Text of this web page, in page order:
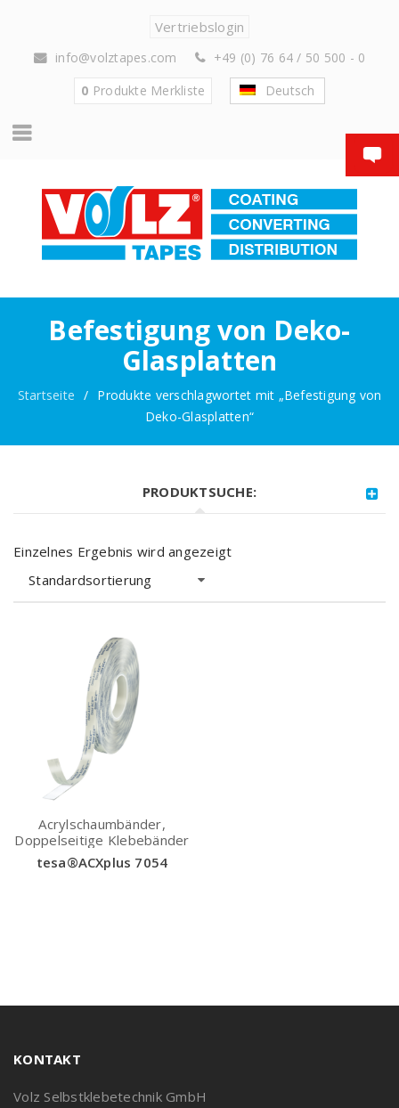
Vertriebslogin
info@volztapes.com
+49 (0) 76 64 / 50 500 - 0
0 Produkte Merkliste Deutsch
Befestigung von Deko-
Glasplatten
Startseite / Produkte verschlagwortet mit „Befestigung von
Deko-Glasplatten“
PRODUKTSUCHE:
Einzelnes Ergebnis wird angezeigt
Standardsortierung
Acrylschaumbänder,
Doppelseitige Klebebänder
tesa®ACXplus 7054
KONTAKT
Volz Selbstklebetechnik GmbH